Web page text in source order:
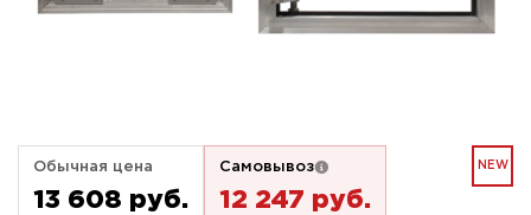
Обычная цена
13 608 pуб.
Самовывоз
12 247 pуб.
NEW